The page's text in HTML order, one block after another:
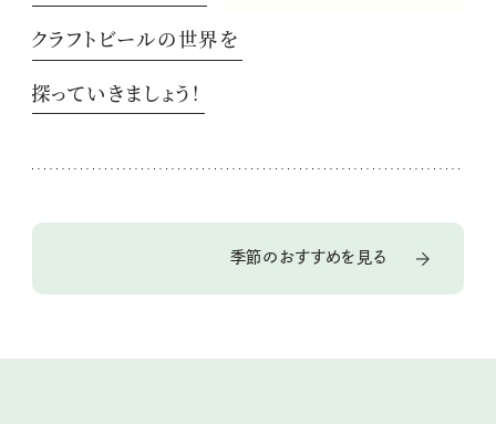
クラフトビールの世界を
探っていきましょう！
季節のおすすめを見る